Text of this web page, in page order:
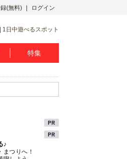
(無料) ログイン
1日中遊べるスポット
特集
♪
まつりへ！